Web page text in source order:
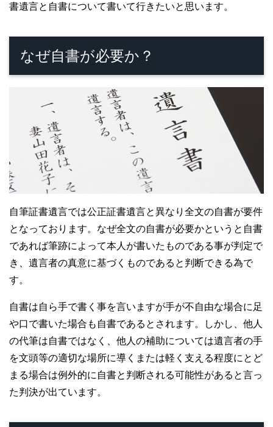
書遺言と自書について書いて行きたいと思います。
なぜ自書が必要か？
自筆証書遺言では公正証書遺言と異なり全文の自書が要件
となっております。なぜ全文の自書が必要かというと自書
であれば筆跡によって本人が書いたものである事が判定で
き、遺言者の真意に基づくものであると判断できる為で
す。
自書は自ら手で書く事を言いますが手が不自由な場合に足
や口で書いた場合も自書であるとされます。しかし、他人
の代筆は自書ではなく、他人の補助については遺言者の手
を文頭等の適切な場所に導くまたは軽く支える程度にとど
まる場合は例外的に自書と判断される可能性があると言っ
た判決が出ています。